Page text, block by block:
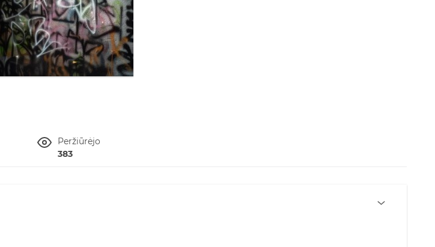
Peržiūrėjo
383